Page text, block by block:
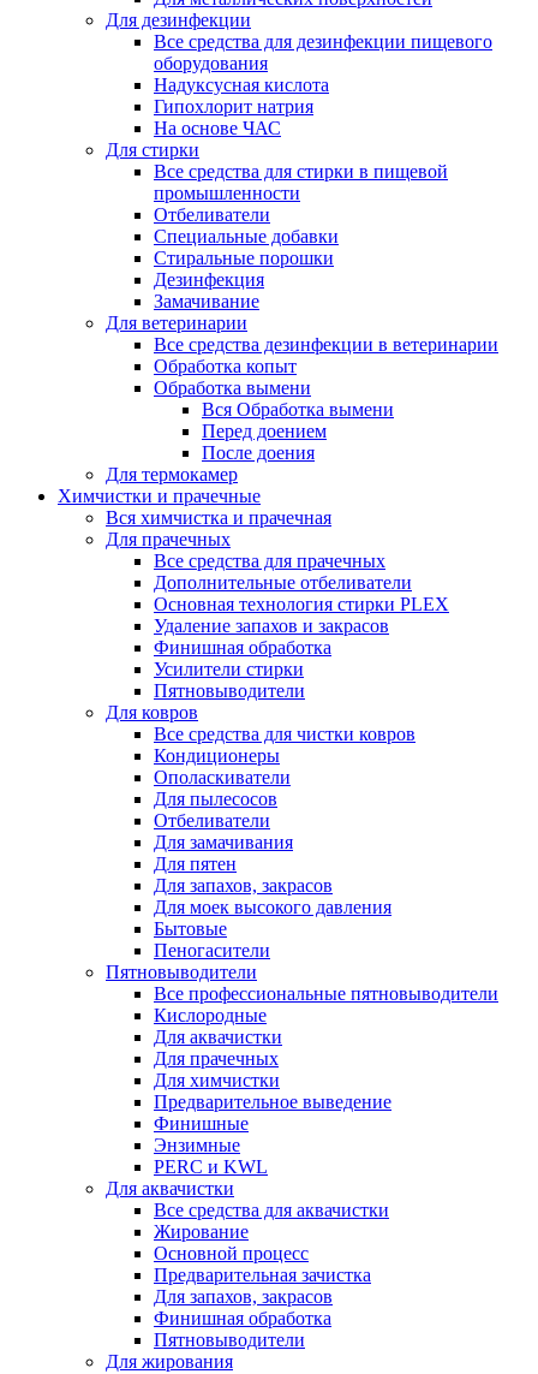
Для дезинфекции
Все средства для дезинфекции пищевого
оборудования
Надуксусная кислота
Гипохлорит натрия
На основе ЧАС
Для стирки
Все средства для стирки в пищевой
промышленности
Отбеливатели
Специальные добавки
Стиральные порошки
Дезинфекция
Замачивание
Для ветеринарии
Все средства дезинфекции в ветеринарии
Обработка копыт
Обработка вымени
Вся Обработка вымени
Перед доением
После доения
Для термокамер
Химчистки и прачечные
Вся химчистка и прачечная
Для прачечных
Все средства для прачечных
Дополнительные отбеливатели
Основная технология стирки PLEX
Удаление запахов и закрасов
Финишная обработка
Усилители стирки
Пятновыводители
Для ковров
Все средства для чистки ковров
Кондиционеры
Ополаскиватели
Для пылесосов
Отбеливатели
Для замачивания
Для пятен
Для запахов, закрасов
Для моек высокого давления
Бытовые
Пеногасители
Пятновыводители
Все профессиональные пятновыводители
Кислородные
Для аквачистки
Для прачечных
Для химчистки
Предварительное выведение
Финишные
Энзимные
PERC и KWL
Для аквачистки
Все средства для аквачистки
Жирование
Основной процесс
Предварительная зачистка
Для запахов, закрасов
Финишная обработка
Пятновыводители
Для жирования